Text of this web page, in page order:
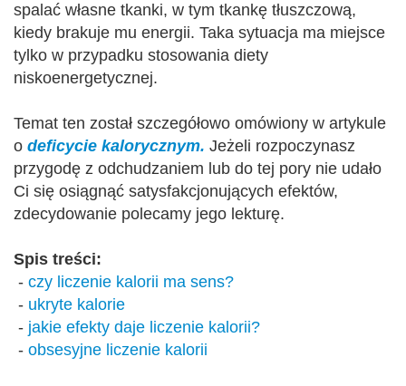
spalać własne tkanki, w tym tkankę tłuszczową,
kiedy brakuje mu energii. Taka sytuacja ma miejsce
tylko w przypadku stosowania diety
niskoenergetycznej.
Temat ten został szczegółowo omówiony w artykule
o deficycie kalorycznym. Jeżeli rozpoczynasz
przygodę z odchudzaniem lub do tej pory nie udało
Ci się osiągnąć satysfakcjonujących efektów,
zdecydowanie polecamy jego lekturę.
Spis treści:
- czy liczenie kalorii ma sens?
- ukryte kalorie
- jakie efekty daje liczenie kalorii?
- obsesyjne liczenie kalorii